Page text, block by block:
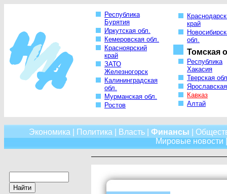
Республика
Бурятия
Иркутская обл.
Кемеровская обл.
Красноярский
край
ЗАТО
Железногорск
Калининградская
обл.
Мурманская обл.
Ростов
край
обл.
Томская
Республика
Хакасия
Тверская
Кавказ
Алтай
Экономика Политика Власть| Финансы
Мировые новости